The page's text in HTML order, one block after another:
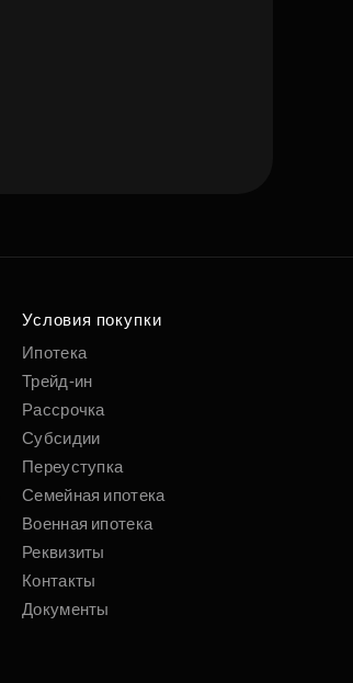
Условия покупки
Ипотека
Трейд-ин
Рассрочка
Субсидии
Переуступка
Семейная ипотека
Военная ипотека
Реквизиты
Контакты
Документы